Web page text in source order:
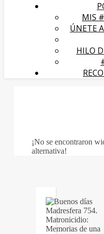
MIS
ÚNETE
HILO
¡No se encontraron
alternativa!